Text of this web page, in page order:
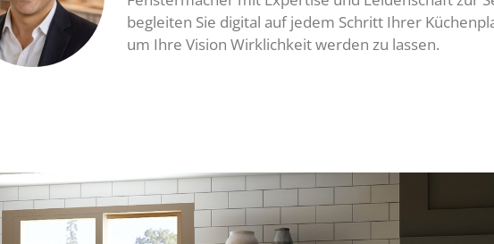
begleiten Sie digital auf jedem Schritt Ihrer
um Ihre Vision Wirklichkeit werden zu lassen.